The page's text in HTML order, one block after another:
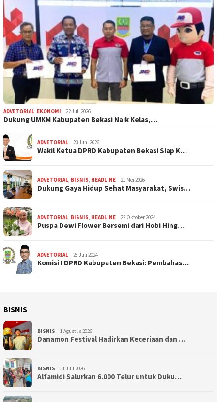
ADVETORIAL, EKONOMI 22 Juli 2026
Dukung UMKM Kabupaten Bekasi Naik Kelas,…
ADVETORIAL 23 Juni 2026
Wakil Ketua DPRD Kabupaten Bekasi Siap K…
ADVETORIAL, BISNIS, HEADLINE 21 Mei 2026
Dukung Gaya Hidup Sehat Masyarakat, Swis…
ADVETORIAL, BISNIS, HEADLINE 22 Oktober 2024
Puspa Dewi Flower Bersemi dari Hobi Hing…
ADVETORIAL 28 Juli 2024
Komisi I DPRD Kabupaten Bekasi: Pembahas…
BISNIS
BISNIS 1 Agustus 2026
Danamon Festival Hadirkan Keceriaan dan …
BISNIS 31 Juli 2026
Alfamidi Salurkan 6.000 Telur untuk Duku…